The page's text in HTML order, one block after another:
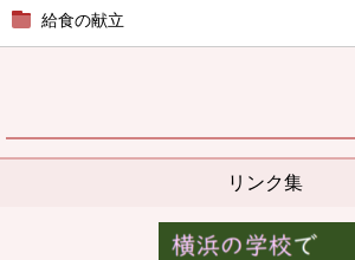
給食の献立
リンク集